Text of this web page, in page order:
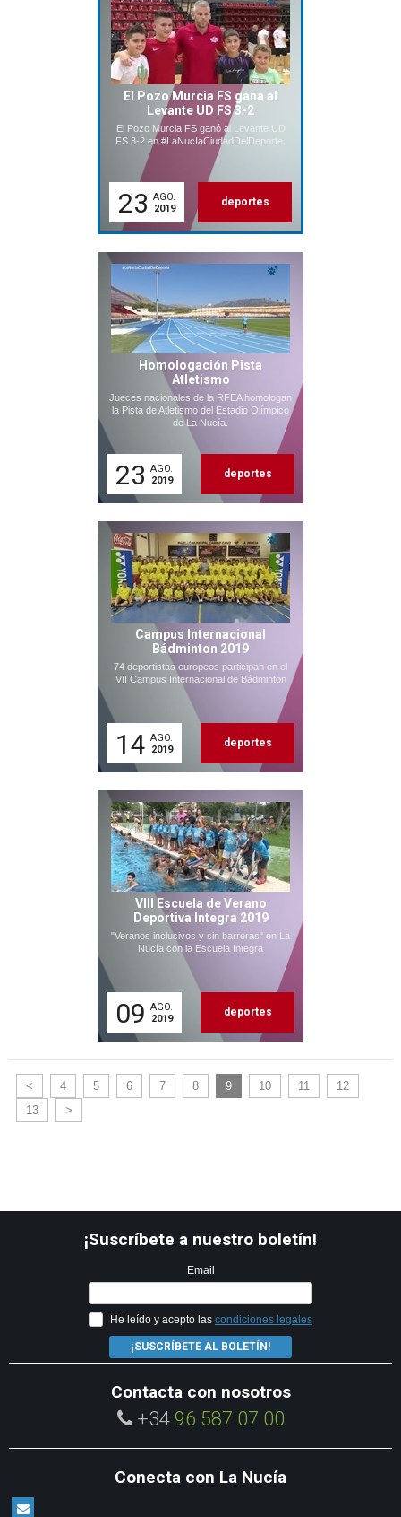
El Pozo Murcia FS gana al
Levante UD FS 3-2
El Pozo Murcia FS ganó al Levante UD
FS 3-2 en #LaNucIaCiudadDelDeporte.
23 AGO.
2019
deportes
Homologación Pista
Atletismo
Jueces nacionales de la RFEA homologan
la Pista de Atletismo del Estadio Olímpico
de La Nucía.
23 AGO.
2019
deportes
Campus Internacional
Bádminton 2019
74 deportistas europeos participan en el
VII Campus Internacional de Bádminton
14 AGO.
2019
deportes
VIII Escuela de Verano
Deportiva Integra 2019
"Veranos inclusivos y sin barreras" en La
Nucía con la Escuela Integra
09 AGO.
2019
deportes
< 4 5 6 7 8 9 10 11
12
13
>
¡Suscríbete a nuestro boletín!
Email
He leído y acepto las condiciones legales
¡SUSCRÍBETE AL BOLETÍN!
Contacta con nosotros
+34 96 587 07 00
Conecta con La Nucía